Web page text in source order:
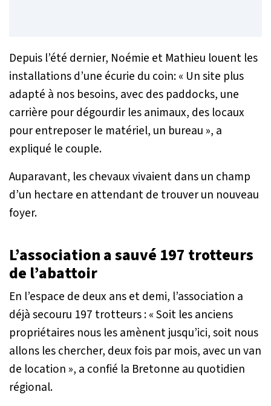
Depuis l’été dernier, Noémie et Mathieu louent les
installations d’une écurie du coin:« Un site plus
adapté à nos besoins, avec des paddocks, une
carrière pour dégourdir les animaux, des locaux
pour entreposer le matériel, un bureau », a
expliqué le couple.
Auparavant, les chevaux vivaient dans un champ
d’un hectare en attendant de trouver un nouveau
foyer.
L’association a sauvé 197 trotteurs
de l’abattoir
En l’espace de deux ans et demi, l’association a
déjà secouru 197 trotteurs :« Soit les anciens
propriétaires nous les amènent jusqu’ici, soit nous
allons les chercher, deux fois par mois, avec un van
de location », a confié la Bretonne au quotidien
régional.